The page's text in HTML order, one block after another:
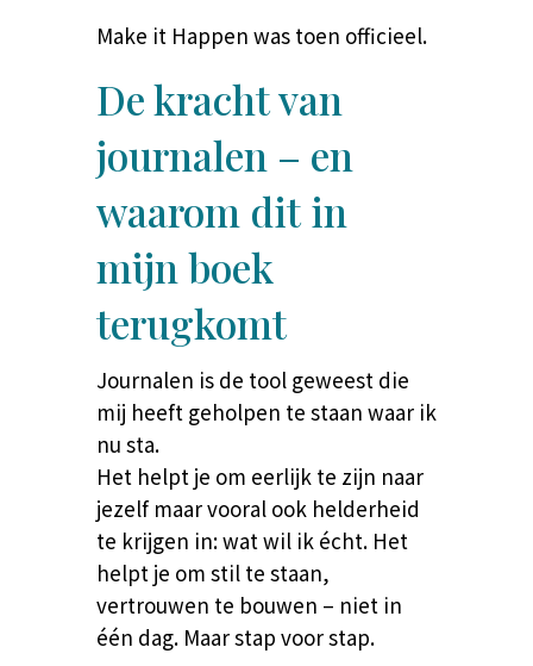
Make it Happen was toen officieel.
De kracht van
journalen – en
waarom dit in
mijn boek
terugkomt
Journalen is de tool geweest die
mij heeft geholpen te staan waar ik
nu sta.
Het helpt je om eerlijk te zijn naar
jezelf maar vooral ook helderheid
te krijgen in: wat wil ik écht. Het
helpt je om stil te staan,
vertrouwen te bouwen – niet in
één dag. Maar stap voor stap.